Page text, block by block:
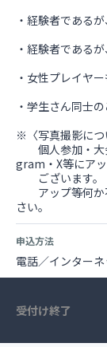
・経験者である
・経験者である
・女性プレイヤー
・学生さん同士
※〈写真撮影につ
個人参加・大
gram・X等にア
ございます。
アップ等何か
さい。
申込方法
電話／インター
受付け終了